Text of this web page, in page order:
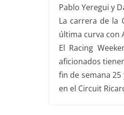
Pablo Yeregui y
La carrera de la
última curva con
El Racing
aficionados
fin de semana
en el Circuit